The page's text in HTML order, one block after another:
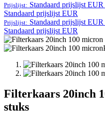
Prijslijst: Standaard prijslijst EUR
Standaard prijslijst EUR
Prijslijst: Standaard prijslijst EUR
Standaard prijslijst EUR
Filterkaars 20inch
stuks